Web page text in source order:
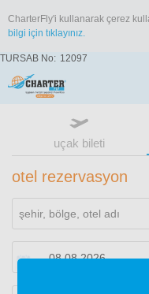
CharterFly'i kullanarak çerez
bilgi için tıklayınız.
TURSAB No: 12097
uçak bileti
otel rezervasyon